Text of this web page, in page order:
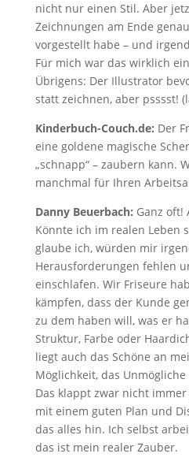
nicht nur einen Stil. Aber
Zeichnungen am Ende
vorgestellt habe – und
Für mich war das wirklich
Übrigens: Der Illustrator
statt zeichnen, aber psssst!
Kinderbuch-Couch.de: Der
eine goldene magische
„schnapp“ – zaubern kann.
manchmal für Ihren
Danny Beuerbach: Ganz oft!
Könnte ich im realen Leben
glaube ich, würden mir
Herausforderungen fehlen
einschlafen. Wir Friseure
kämpfen, dass der Kunde
zu dem haben will, was er
Struktur, Farbe oder
liegt auch das Schöne an
Möglichkeit, das
Das klappt zwar nicht
mit einem guten Plan und
das alles hin. Ich selbst
das ist mein realer Zauber.